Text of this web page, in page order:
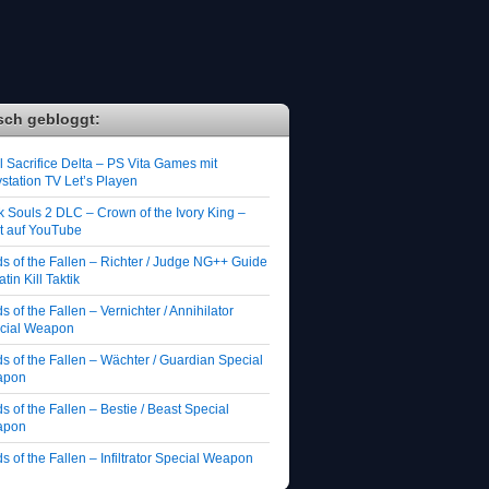
gebloggt:
Sacrifice Delta – PS Vita Games mit
TV Let’s Playen
Souls 2 DLC – Crown of the Ivory King –
auf YouTube
of the Fallen – Richter / Judge NG++ Guide
Kill Taktik
of the Fallen – Vernichter / Annihilator
Weapon
of the Fallen – Wächter / Guardian Special
of the Fallen – Bestie / Beast Special
of the Fallen – Infiltrator Special Weapon